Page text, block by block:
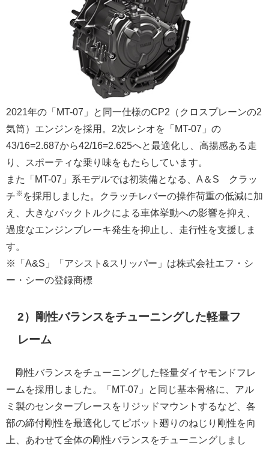
2021年の「MT-07」と同一仕様のCP2（クロスプレーンの2
気筒）エンジンを採用。2次レシオを「MT-07」の
43/16=2.687から42/16=2.625へと最適化し、高揚感ある走
り、スポーティな乗り味をもたらしています。
また「MT-07」系モデルでは初装備となる、A＆S®クラッ
チ※ を採用しました。クラッチレバーの操作荷重の低減に加
え、大きなバックトルクによる車体挙動への影響を抑え、
過度なエンジンブレーキ発生を抑止し、走行性を支援しま
す。
※「A&S」「アシスト&スリッパー」は株式会社エフ・シ
ー・シーの登録商標
2）剛性バランスをチューニングした軽量フ
レーム
剛性バランスをチューニングした軽量ダイヤモンドフレ
ームを採用しました。「MT-07」と同じ基本骨格に、アル
ミ製のセンターブレースをリジッドマウントするなど、各
部の締付剛性を最適化してピボット廻りのねじり剛性を向
上、あわせて全体の剛性バランスをチューニングしまし